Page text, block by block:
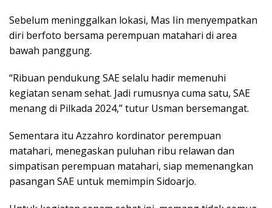
Sebelum meninggalkan lokasi, Mas Iin menyempatkan
diri berfoto bersama perempuan matahari di area
bawah panggung.
“Ribuan pendukung SAE selalu hadir memenuhi
kegiatan senam sehat. Jadi rumusnya cuma satu, SAE
menang di Pilkada 2024,” tutur Usman bersemangat.
Sementara itu Azzahro kordinator perempuan
matahari, menegaskan puluhan ribu relawan dan
simpatisan perempuan matahari, siap memenangkan
pasangan SAE untuk memimpin Sidoarjo.